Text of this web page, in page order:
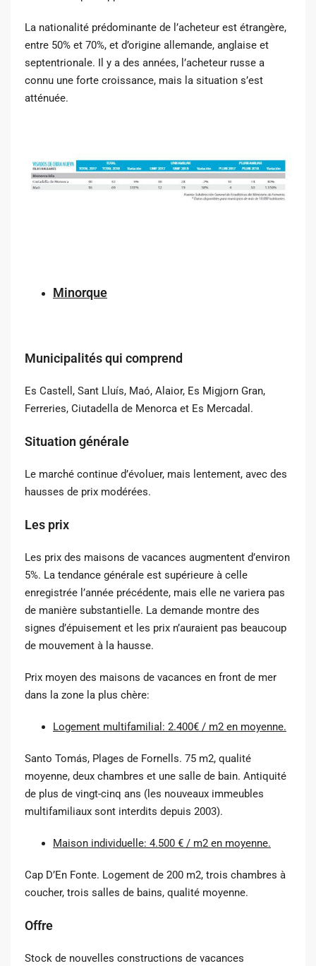
La nationalité prédominante de l’acheteur est étrangère,
entre 50% et 70%, et d’origine allemande, anglaise et
septentrionale. Il y a des années, l’acheteur russe a
connu une forte croissance, mais la situation s’est
atténuée.
Minorque
Municipalités qui comprend
Es Castell, Sant Lluís, Maó, Alaior, Es Migjorn Gran,
Ferreries, Ciutadella de Menorca et Es Mercadal.
Situation générale
Le marché continue d’évoluer, mais lentement, avec des
hausses de prix modérées.
Les prix
Les prix des maisons de vacances augmentent d’environ
5%. La tendance générale est supérieure à celle
enregistrée l’année précédente, mais elle ne variera pas
de manière substantielle. La demande montre des
signes d’épuisement et les prix n’auraient pas beaucoup
de mouvement à la hausse.
Prix ​​moyen des maisons de vacances en front de mer
dans la zone la plus chère:
Logement multifamilial: 2.400€ / m2 en moyenne.
Santo Tomás, Plages de Fornells. 75 m2, qualité
moyenne, deux chambres et une salle de bain. Antiquité
de plus de vingt-cinq ans (les nouveaux immeubles
multifamiliaux sont interdits depuis 2003).
Maison individuelle: 4.500 € / m2 en moyenne.
Cap D’En Fonte. Logement de 200 m2, trois chambres à
coucher, trois salles de bains, qualité moyenne.
Offre
Stock de nouvelles constructions de vacances